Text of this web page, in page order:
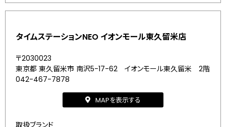
タイムステーションNEO イオンモール東久留米店
〒2030023
東京都 東久留米市 南沢5-17-62 イオンモール東久留米 2階
042-467-7878
MAPを表示する
取扱ブランド